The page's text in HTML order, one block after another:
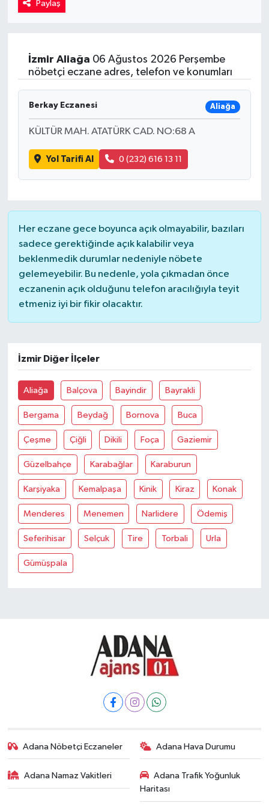
Paylaş
İzmir Aliağa 06 Ağustos 2026 Perşembe
nöbetçi eczane adres, telefon ve konumları
Berkay Eczanesi Aliağa
KÜLTÜR MAH. ATATÜRK CAD. NO:68 A
Yol Tarifi Al 0 (232) 616 13 11
Her eczane gece boyunca açık olmayabilir, bazıları
sadece gerektiğinde açık kalabilir veya
beklenmedik durumlar nedeniyle nöbete
gelemeyebilir. Bu nedenle, yola çıkmadan önce
eczanenin açık olduğunu telefon aracılığıyla teyit
etmeniz iyi bir fikir olacaktır.
İzmir Diğer İlçeler
Aliağa Balçova Bayindir Bayrakli
Bergama Beydağ Bornova Buca
Çeşme Çiğli Dikili Foça Gaziemir
Güzelbahçe Karabağlar Karaburun
Karşiyaka Kemalpaşa Kinik Kiraz Konak
Menderes Menemen Narlidere Ödemiş
Seferihisar Selçuk Tire Torbali Urla
Gümüşpala
Adana Nöbetçi Eczaneler Adana Hava Durumu
Adana Namaz Vakitleri
Adana Trafik Yoğunluk
Haritası
Yaşam